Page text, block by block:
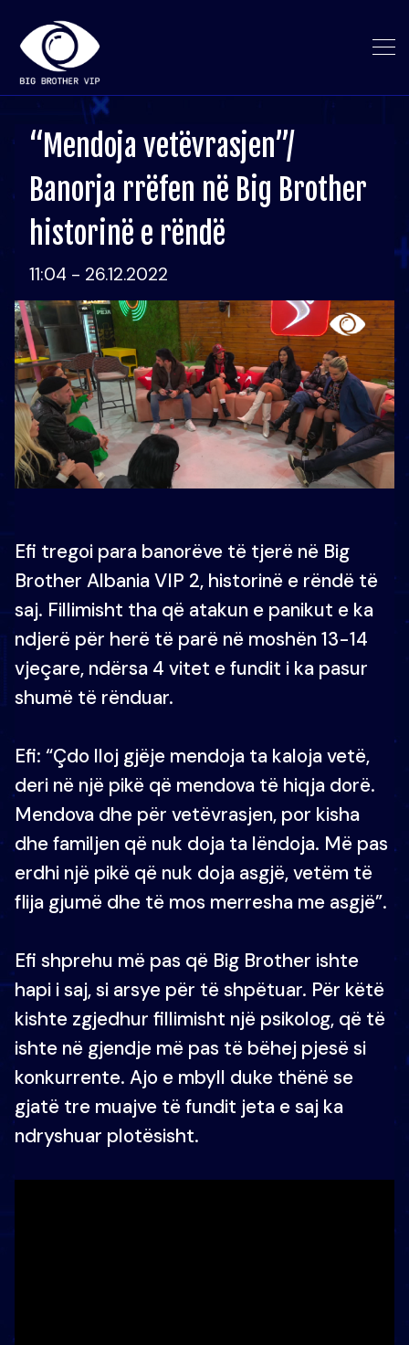
“Mendoja vetëvrasjen”/
Banorja rrëfen në Big Brother
historinë e rëndë
11:04 - 26.12.2022
Efi tregoi para banorëve të tjerë në Big
Brother Albania VIP 2, historinë e rëndë të
saj. Fillimisht tha që atakun e panikut e ka
ndjerë për herë të parë në moshën 13-14
vjeçare, ndërsa 4 vitet e fundit i ka pasur
shumë të rënduar.
Efi: “Çdo lloj gjëje mendoja ta kaloja vetë,
deri në një pikë që mendova të hiqja dorë.
Mendova dhe për vetëvrasjen, por kisha
dhe familjen që nuk doja ta lëndoja. Më pas
erdhi një pikë që nuk doja asgjë, vetëm të
flija gjumë dhe të mos merresha me asgjë”.
Efi shprehu më pas që Big Brother ishte
hapi i saj, si arsye për të shpëtuar. Për këtë
kishte zgjedhur fillimisht një psikolog, që të
ishte në gjendje më pas të bëhej pjesë si
konkurrente. Ajo e mbyll duke thënë se
gjatë tre muajve të fundit jeta e saj ka
ndryshuar plotësisht.